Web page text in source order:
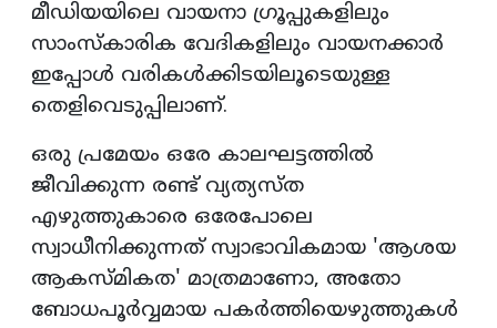
മീഡിയയിലെ വായനാ ഗ്രൂപ്പുകളിലും
സാംസ്കാരിക വേദികളിലും വായനക്കാർ
ഇപ്പോൾ വരികൾക്കിടയിലൂടെയുള്ള
തെളിവെടുപ്പിലാണ്.
ഒരു പ്രമേയം ഒരേ കാലഘട്ടത്തിൽ
ജീവിക്കുന്ന രണ്ട് വ്യത്യസ്ത
എഴുത്തുകാരെ ഒരേപോലെ
സ്വാധീനിക്കുന്നത് സ്വാഭാവികമായ 'ആശയ
ആകസ്മികത' മാത്രമാണോ, അതോ
ബോധപൂർവ്വമായ പകർത്തിയെഴുത്തുകൾ